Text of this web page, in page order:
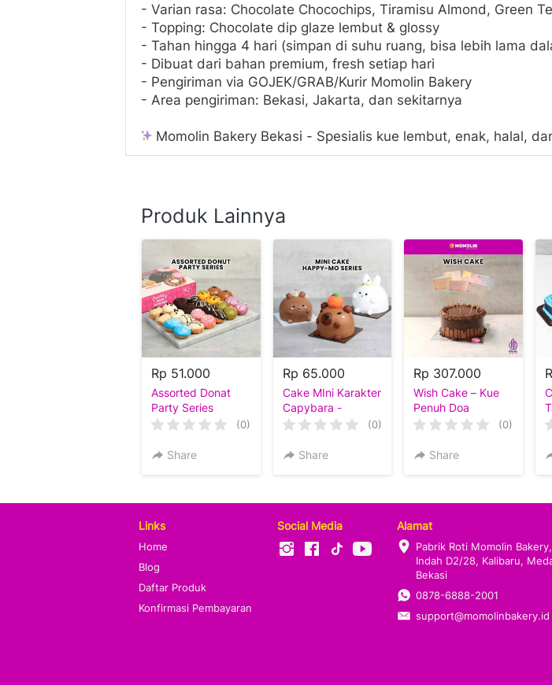
- Varian rasa: Chocolate Chocochips, Tiramisu Almond, Green
- Topping: Chocolate dip glaze lembut & glossy
- Tahan hingga 4 hari (simpan di suhu ruang, bisa lebih lama
- Dibuat dari bahan premium, fresh setiap hari
- Pengiriman via GOJEK/GRAB/Kurir Momolin Bakery
- Area pengiriman: Bekasi, Jakarta, dan sekitarnya
Momolin Bakery Bekasi - Spesialis kue lembut, enak, halal,
Produk Lainnya
Rp 51.000
Assorted Donat
Party Series
(0)
Share
Rp 65.000
Cake MIni Karakter
Capybara -
Beruang - Kelinci ((0)
Share
Rp 307.000
Wish Cake – Kue
Penuh Doa
(0)
Share
Links
Home
Blog
Daftar Produk
Konfirmasi Pembayaran
Social Media Alamat
Pabrik Roti Momolin
Indah D2/28, Kalibaru,
Bekasi
0878-6888-2001
support@momolinbakery.id